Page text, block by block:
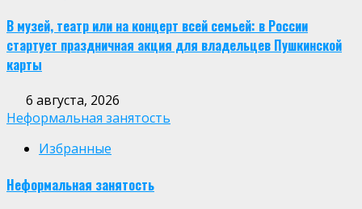
В музей, театр или на концерт всей семьей: в России
стартует праздничная акция для владельцев Пушкинской
карты
6 августа, 2026
Неформальная занятость
Избранные
Неформальная занятость